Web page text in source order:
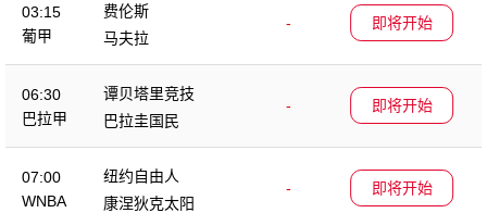
03:15
葡甲
费伦斯
-
马夫拉
即将开始
06:30
巴拉甲
谭贝塔里竞技
-
巴拉圭国民
即将开始
07:00
WNBA
纽约自由人
-
康涅狄克太阳
即将开始